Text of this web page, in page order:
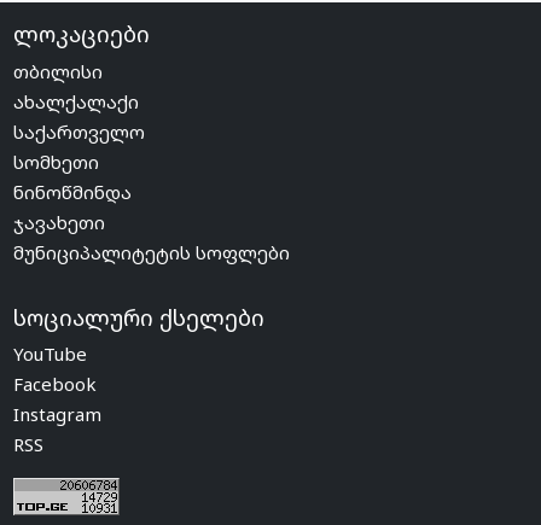
ლოკაციები
თბილისი
ახალქალაქი
საქართველო
სომხეთი
ნინოწმინდა
ჯავახეთი
მუნიციპალიტეტის სოფლები
სოციალური ქსელები
YouTube
Facebook
Instagram
RSS